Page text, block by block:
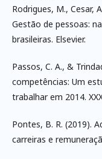
Rodrigues, M., Cesar,
Gestão de pessoas:
brasileiras. Elsevier.
Passos, C. A., &
competências: Um
trabalhar em 2014.
Pontes, B. R. (2019).
carreiras e